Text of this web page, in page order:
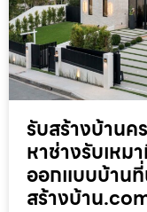
รับสร้างบ้าน
หาช่างรับเหม
ออกแบบบ้านที่
สร้างบ้าน